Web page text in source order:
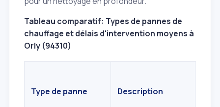
Tableau comparatif: Types de pannes de
chauffage et délais d'intervention moyens à
Orly (94310)
Type de panne Description